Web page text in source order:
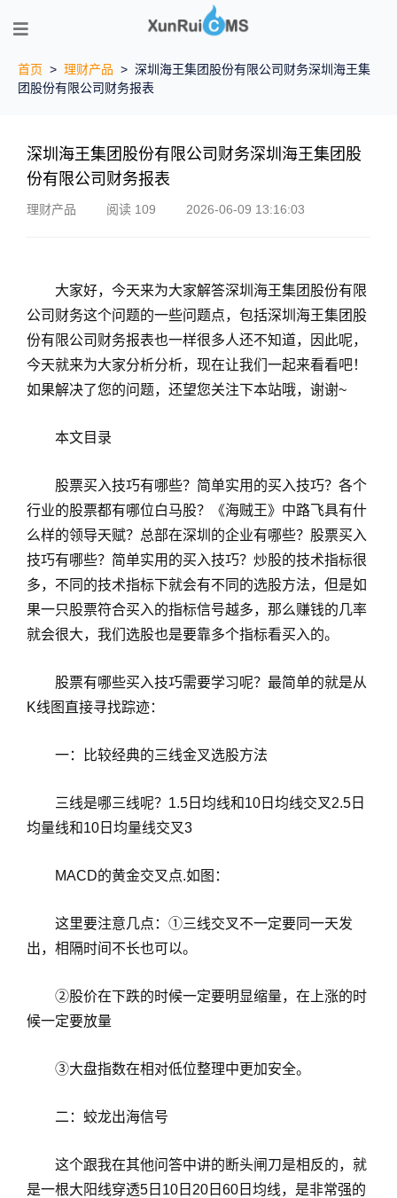
首页 > 理财产品 > 深圳海王集团股份有限公司财务深圳海王集
团股份有限公司财务报表
深圳海王集团股份有限公司财务深圳海王集团股
份有限公司财务报表
理财产品 阅读 109 2026-06-09 13:16:03
大家好，今天来为大家解答深圳海王集团股份有限
公司财务这个问题的一些问题点，包括深圳海王集团股
份有限公司财务报表也一样很多人还不知道，因此呢，
今天就来为大家分析分析，现在让我们一起来看看吧！
如果解决了您的问题，还望您关注下本站哦，谢谢~
本文目录
股票买入技巧有哪些？简单实用的买入技巧？各个
行业的股票都有哪位白马股？《海贼王》中路飞具有什
么样的领导天赋？总部在深圳的企业有哪些？股票买入
技巧有哪些？简单实用的买入技巧？炒股的技术指标很
多，不同的技术指标下就会有不同的选股方法，但是如
果一只股票符合买入的指标信号越多，那么赚钱的几率
就会很大，我们选股也是要靠多个指标看买入的。
股票有哪些买入技巧需要学习呢？最简单的就是从
K线图直接寻找踪迹：
一：比较经典的三线金叉选股方法
三线是哪三线呢？1.5日均线和10日均线交叉2.5日
均量线和10日均量线交叉3
MACD的黄金交叉点.如图：
这里要注意几点：①三线交叉不一定要同一天发
出，相隔时间不长也可以。
②股价在下跌的时候一定要明显缩量，在上涨的时
候一定要放量
③大盘指数在相对低位整理中更加安全。
二：蛟龙出海信号
这个跟我在其他问答中讲的断头闸刀是相反的，就
是一根大阳线穿透5日10日20日60日均线，是非常强的